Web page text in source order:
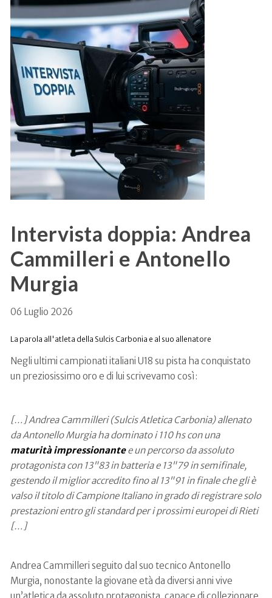
Intervista doppia: Andrea
Cammilleri e Antonello
Murgia
06 Luglio 2026
La parola all'atleta della Sulcis Carbonia e al suo allenatore
Negli ultimi campionati italiani U18 su pista ha conquistato
un preziosissimo oro e di lui scrivevamo così:
[…] Andrea Cammilleri (Sulcis Atletica Carbonia) allenato
da Antonello Murgia ha dominato i 110 hs con una
maturità impressionantee un percorso da assoluto
protagonista con 13"83 in batteria e 13"79 in semifinale,
gestendo il miglior accredito fino al 13"91 in finale che gli è
valso il titolo di Campione Italiano in grado di registrare solo
prestazioni entro gli standard per i prossimi europei di Rieti
[…]
Andrea Cammilleri seguito dal suo tecnico Antonello
Murgia, nonostante la giovane età da diversi anni vive
un’atletica da assoluto protagonista, capace di collezionare